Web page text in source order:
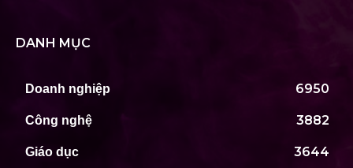
DANH MỤC
Doanh nghiệp 6950
Công nghệ 3882
Giáo dục 3644